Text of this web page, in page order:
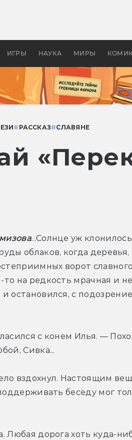
ИГРЫ НАУКА МИРЫ
апокалипсис, в России —
# РАССКАЗ#СЛАВЯНЕ
...Солнце уж
облаков, когда
ворот
то на редкость мрачная и
остановился, с
с конем Илья. —
Сивка...
вздохнул. Настоящим
беседу мог
дорога хоть куда-